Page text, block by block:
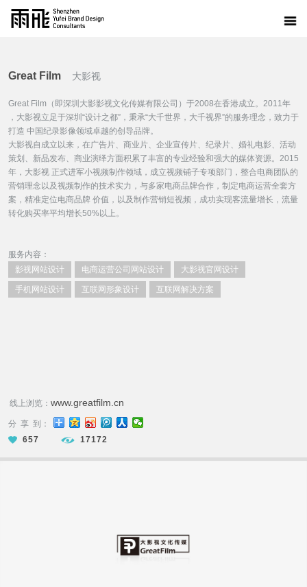
Great Film 大影视
Great Film（即深圳大影影视文化传媒有限公司）于2008在香港成立。2011年
，大影视立足于深圳“设计之都”，秉承“大千世界，大千视界”的服务理念，致力于
打造 中国纪录影像领域卓越的创导品牌。
大影视自成立以来，在广告片、商业片、企业宣传片、纪录片、婚礼电影、活动
策划、新品发布、商业演绎方面积累了丰富的专业经验和强大的媒体资源。2015
年，大影视 正式进军小视频制作领域，成立视频铺子专项部门，整合电商团队的
营销理念以及视频制作的技术实力，与多家电商品牌合作，制定电商运营全套方
案，精准定位电商品牌 价值，以及制作营销短视频，成功实现客流量增长，流量
转化购买率平均增长50%以上。
服务内容：
影视网站设计
电商运营公司网站设计 大影视官网设计
手机网站设计 互联网形象设计 互联网解决方案
线上浏览： www.greatfilm.cn
分 享 到：
657
17172